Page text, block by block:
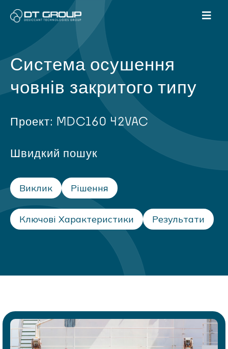
Система осушення
човнів закритого типу
Проект: MDC160 42VAC
Швидкий пошук
Виклик Рішення
Ключові Характеристики Результати